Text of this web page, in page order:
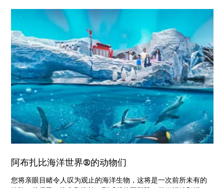
阿布扎比海洋世界®的动物们
您将亲眼目睹令人叹为观止的海洋生物，这将是一次前所未有的